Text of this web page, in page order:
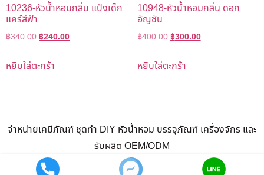
10236-หัวน้ำหอมกลิ่น แป้งเด็ก
แคร์สีฟ้า
฿340.00 ฿240.00
หยิบใส่ตะกร้า
10948-หัวน้ำหอมกลิ่น ดอก
อัญชัน
฿400.00 ฿300.00
หยิบใส่ตะกร้า
จำหน่ายเคมีภัณฑ์ ชุดทำ DIY หัวน้ำหอม บรรจุภัณฑ์ เครื่องจักร และ
รับผลิต OEM/ODM
สินค้า
แนะนำสินค้า รับผลิต ทำแบรนด์ OEM